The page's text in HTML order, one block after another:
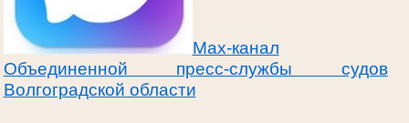
Max-канал
Объединенной пресс-службы судов
Волгоградской области